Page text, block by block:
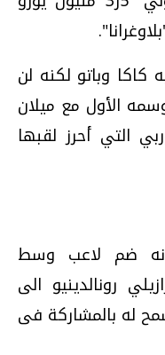
كاكا وباتو لكنه لن
الأول مع ميلان
التي أحرز لقبها
أنه ضم لاعب وسط
رونالدينيو الى
سيسمح له بالمشاركة فى